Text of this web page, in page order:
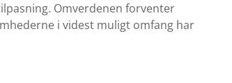
Omverdenen forventer
i videst muligt omfang har